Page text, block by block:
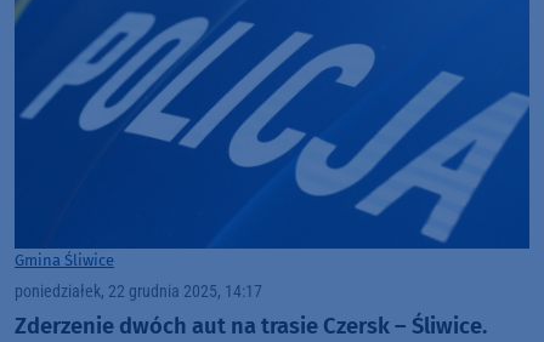
Gmina Śliwice
poniedziałek, 22 grudnia 2025, 14:17
Zderzenie dwóch aut na trasie Czersk – Śliwice.